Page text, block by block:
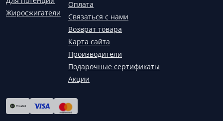
Жиросжигатели
Оплата
Связаться с нами
Возврат товара
Карта сайта
Производители
Подарочные сертификаты
Акции